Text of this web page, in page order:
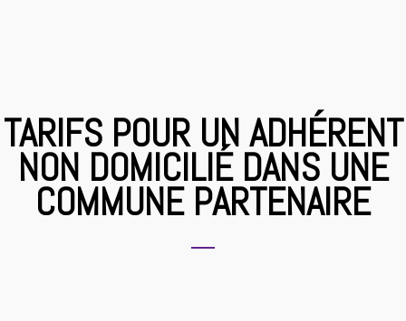
TARIFS POUR UN ADHÉRENT
NON DOMICILIÉ DANS UNE
COMMUNE PARTENAIRE